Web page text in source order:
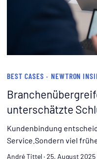
BEST CASES · NEWTRON
unterschätzte
Kundenbindung
Service.Sondern viel
Antworten liefern als ihr
André Tittel·25. August 2025